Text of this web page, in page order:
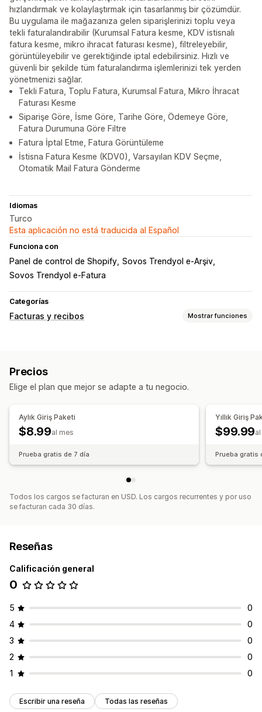
hızlandırmak ve kolaylaştırmak için tasarlanmış bir çözümdür.
Bu uygulama ile mağazanıza gelen siparişlerinizi toplu veya
tekli faturalandırabilir (Kurumsal Fatura kesme, KDV istisnalı
fatura kesme, mikro ihracat faturası kesme), filtreleyebilir,
görüntüleyebilir ve gerektiğinde iptal edebilirsiniz. Hızlı ve
güvenli bir şekilde tüm faturalandırma işlemlerinizi tek yerden
yönetmenizi sağlar.
Tekli Fatura, Toplu Fatura, Kurumsal Fatura, Mikro İhracat
Faturası Kesme
Siparişe Göre, İsme Göre, Tarihe Göre, Ödemeye Göre,
Fatura Durumuna Göre Filtre
Fatura İptal Etme, Fatura Görüntüleme
İstisna Fatura Kesme (KDV0), Varsayılan KDV Seçme,
Otomatik Mail Fatura Gönderme
Idiomas
Turco
Esta aplicación no está traducida al Español
Funciona con
Panel de control de Shopify Sovos Trendyol e-Arşiv
Sovos Trendyol e-Fatura
Categorías
Facturas y recibos Mostrar funciones
Nota de entrega
Códigos de barras
Generación de PDF Impresión y exportación Informes
Precios
Elige el plan que mejor se adapte a tu negocio.
Aylık Giriş Paketi
$8.99al mes
Prueba gratis de 7 día
Yıllık Giriş
$99.99
Prueba gratis
Todos los cargos se facturan en USD. Los cargos recurrentes y por uso
se facturan cada 30 días.
Reseñas
Calificación general
0
5
0
4
0
3
0
2
0
1
0
Escribir una reseña Todas las reseñas